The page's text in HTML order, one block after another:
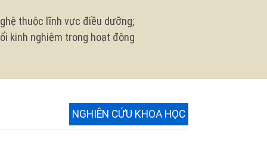
thuộc lĩnh vực điều dưỡng;
kinh nghiệm trong hoạt động
NGHIÊN CỨU KHOA HỌC